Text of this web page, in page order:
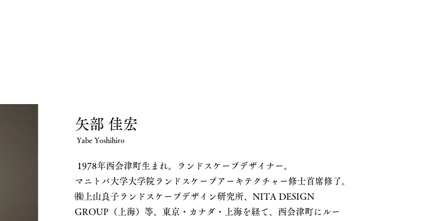
Yabe Yoshihiro
​矢部 佳宏
1978年西会津町生まれ。ランドスケープデザイナー。
マニトバ大学大学院ランドスケープアーキテクチャー修士首席修了。
㈱上山良子ランドスケープデザイン研究所、NITA DESIGN
GROUP（上海）等、東京・カナダ・上海を経て、西会津町にルー